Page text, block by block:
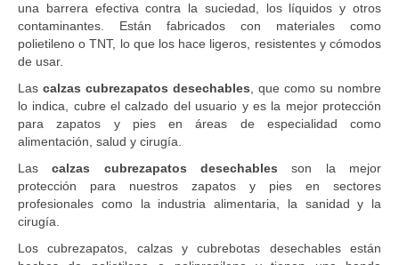
una barrera efectiva contra la suciedad, los líquidos y otros
contaminantes. Están fabricados con materiales como
polietileno o TNT, lo que los hace ligeros, resistentes y cómodos
de usar.
Las calzas cubrezapatos desechables , que como su nombre
lo indica, cubre el calzado del usuario y es la mejor protección
para zapatos y pies en áreas de especialidad como
alimentación, salud y cirugía.
Lascalzas cubrezapatos desechables son la mejor
protección para nuestros zapatos y pies en sectores
profesionales como la industria alimentaria, la sanidad y la
cirugía.
Los cubrezapatos, calzas y cubrebotas desechables están